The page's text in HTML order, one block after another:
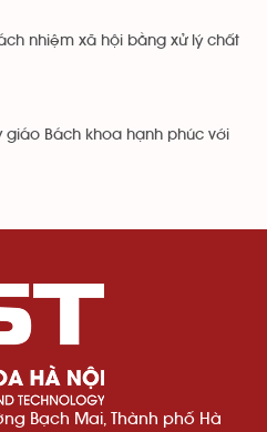
nhiệm xã hội bằng xử lý chất
giáo Bách khoa hạnh phúc với
Bạch Mai, Thành phố Hà